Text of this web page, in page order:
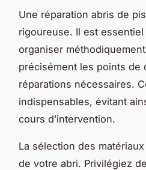
Une réparation abris de
rigoureuse. Il est
organiser
précisément les points de
réparations nécessaires.
indispensables, évitant
cours d’intervention.
La sélection des
de votre abri. Privilégiez